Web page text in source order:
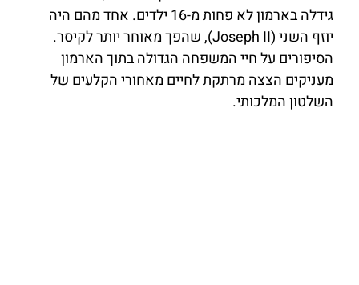
גידלה בארמון לא פחות מ-16 ילדים. אחד מהם היה
יוזף השני (Joseph II), שהפך מאוחר יותר לקיסר.
הסיפורים על חיי המשפחה הגדולה בתוך הארמון
מעניקים הצצה מרתקת לחיים מאחורי הקלעים של
השלטון המלכותי.